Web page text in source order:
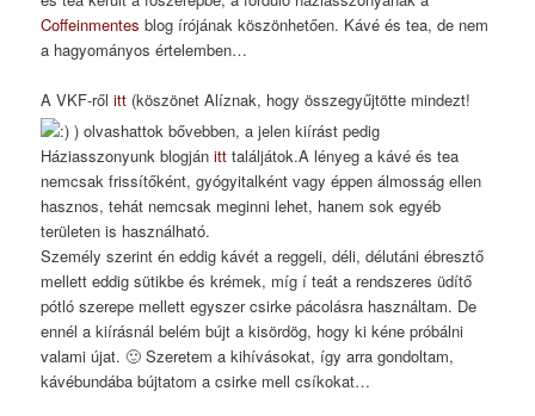
Coffeinmentes blog írójának köszönhetően. Kávé és tea, de nem
a hagyományos értelemben…
A VKF-ről itt (köszönet Alíznak, hogy összegyűjtötte mindezt!
) olvashattok bővebben, a jelen kiírást pedig
Háziasszonyunk blogján itttaláljátok.A lényeg a kávé és tea
nemcsak frissítőként, gyógyitalként vagy éppen álmosság ellen
hasznos, tehát nemcsak meginni lehet, hanem sok egyéb
területen is használható.
Személy szerint én eddig kávét a reggeli, déli, délutáni ébresztő
mellett eddig sütikbe és krémek, míg í teát a rendszeres üdítő
pótló szerepe mellett egyszer csirke pácolásra használtam. De
ennél a kiírásnál belém bújt a kisördög, hogy ki kéne próbálni
valami újat. 🙂 Szeretem a kihívásokat, így arra gondoltam,
kávébundába bújtatom a csirke mell csíkokat…